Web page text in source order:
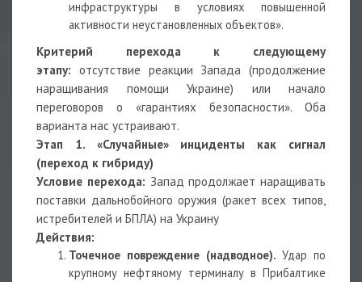
инфраструктуры в условиях повышенной
активности неустановленных объектов».
Критерий перехода к следующему
этапу: отсутствие реакции Запада (продолжение
наращивания помощи Украине) или начало
переговоров о «гарантиях безопасности». Оба
варианта нас устраивают.
Этап 1. «Случайные» инциденты как сигнал
(переход к гибриду)
Условие перехода: Запад продолжает наращивать
поставки дальнобойного оружия (ракет всех типов,
истребителей и БПЛА) на Украину
Действия:
Точечное повреждение (надводное). Удар по
крупному нефтяному терминалу в Прибалтике